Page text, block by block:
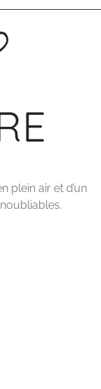
plein air et d’un